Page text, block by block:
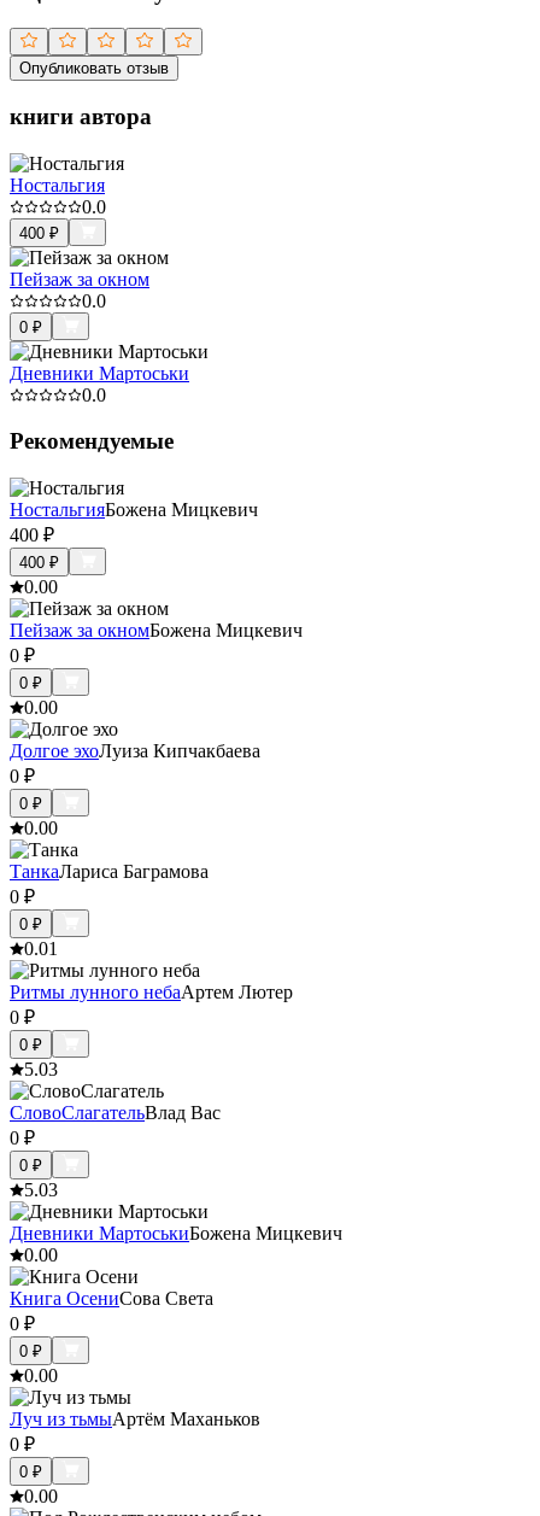
Опубликовать отзыв
книги автора
Ностальгия
0.0
400 ₽
Пейзаж за окном
0.0
0 ₽
Дневники Мартоськи
0.0
Рекомендуемые
НостальгияБожена Мицкевич
400 ₽
400 ₽
0.00
Пейзаж за окномБожена Мицкевич
0 ₽
0 ₽
0.00
Долгое эхоЛуиза Кипчакбаева
0 ₽
0 ₽
0.00
ТанкаЛариса Баграмова
0 ₽
0 ₽
0.01
Ритмы лунного небаАртем Лютер
0 ₽
0 ₽
5.03
СловоСлагательВлад Вас
0 ₽
0 ₽
5.03
Дневники МартоськиБожена Мицкевич
0.00
Книга ОсениСова Света
0 ₽
0 ₽
0.00
Луч из тьмыАртём Маханьков
0 ₽
0 ₽
0.00